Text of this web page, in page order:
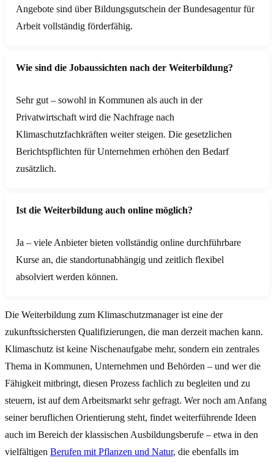
Angebote sind über Bildungsgutschein der Bundesagentur für
Arbeit vollständig förderfähig.
Wie sind die Jobaussichten nach der Weiterbildung?
Sehr gut – sowohl in Kommunen als auch in der
Privatwirtschaft wird die Nachfrage nach
Klimaschutzfachkräften weiter steigen. Die gesetzlichen
Berichtspflichten für Unternehmen erhöhen den Bedarf
zusätzlich.
Ist die Weiterbildung auch online möglich?
Ja – viele Anbieter bieten vollständig online durchführbare
Kurse an, die standortunabhängig und zeitlich flexibel
absolviert werden können.
Die Weiterbildung zum Klimaschutzmanager ist eine der
zukunftssichersten Qualifizierungen, die man derzeit machen kann.
Klimaschutz ist keine Nischenaufgabe mehr, sondern ein zentrales
Thema in Kommunen, Unternehmen und Behörden – und wer die
Fähigkeit mitbringt, diesen Prozess fachlich zu begleiten und zu
steuern, ist auf dem Arbeitsmarkt sehr gefragt. Wer noch am Anfang
seiner beruflichen Orientierung steht, findet weiterführende Ideen
auch im Bereich der klassischen Ausbildungsberufe – etwa in den
vielfältigen Berufen mit Pflanzen und Natur, die ebenfalls im